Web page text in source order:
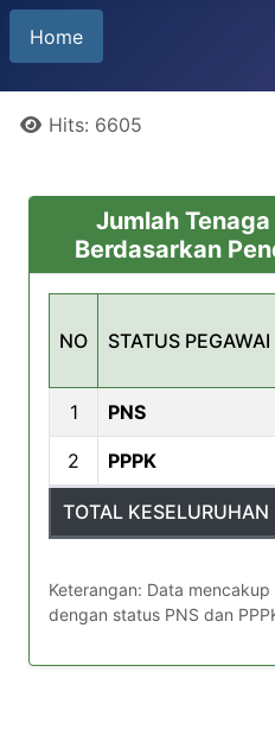
Home
DetailsHits: 6605
Jumlah
Berdasarkan
NO STATUS PEGAWAI
1 PNS
2 PPPK
TOTAL KESELURUHAN
Keterangan: Data
dengan status PNS dan